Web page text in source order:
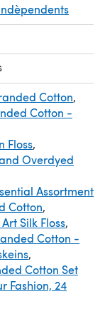
to crochet
perhaps it will
thinner or
toys)
moving parts)"
Cotton,
Cotton -
Floss,
Overdyed
Assortment
Cotton,
Silk Floss,
Cotton -
,
Cotton Set
Fashion, 24